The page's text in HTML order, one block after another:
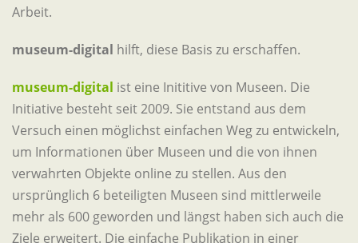
Arbeit.
museum-digital hilft, diese Basis zu erschaffen.
museum-digital ist eine Inititive von Museen. Die
Initiative besteht seit 2009. Sie entstand aus dem
Versuch einen möglichst einfachen Weg zu entwickeln,
um Informationen über Museen und die von ihnen
verwahrten Objekte online zu stellen. Aus den
ursprünglich 6 beteiligten Museen sind mittlerweile
mehr als 600 geworden und längst haben sich auch die
Ziele erweitert. Die einfache Publikation in einer